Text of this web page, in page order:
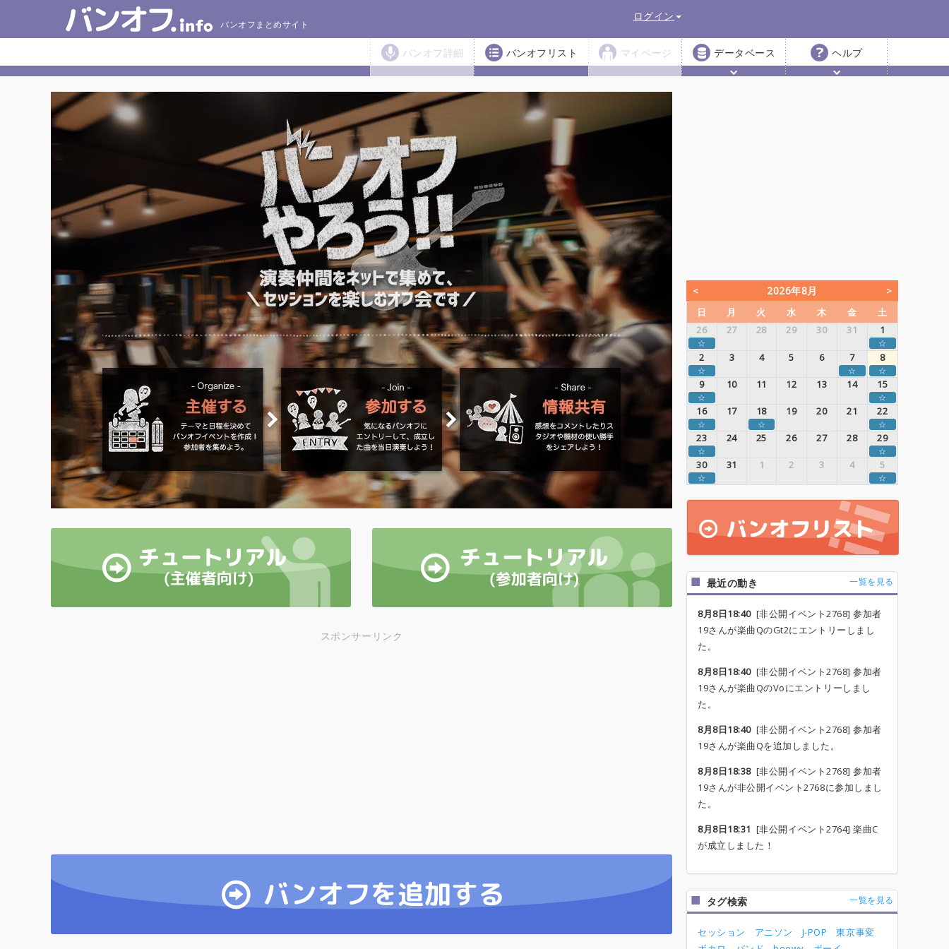
バンオフまとめサイト
ログイン
バンオフ詳細 バンオフリスト マイページ データベース ヘルプ
スポンサーリンク
2026年8月
日 月 火 水 木 金
土
26
27 28 29 30 31 1
☆ ☆
2 3 4 5 6 7 8
☆ ☆ ☆
9 10 11 12 13 14 15
☆ ☆
16 17 18 19 20 21 22
☆ ☆ ☆
23 24 25 26 27 28 29
☆ ☆
30 31 1 2 3 4 5
☆ ☆
最近の動き 一覧を見る
8月8日18:40[非公開イベント2768] 参加者
19さんが楽曲QのGt2にエントリーしまし
た。
8月8日18:40[非公開イベント2768] 参加者
19さんが楽曲QのVoにエントリーしまし
た。
8月8日18:40[非公開イベント2768] 参加者
19さんが楽曲Qを追加しました。
8月8日18:38[非公開イベント2768] 参加者
19さんが非公開イベント2768に参加しまし
た。
8月8日18:31 [非公開イベント2764] 楽曲C
が成立しました！
タグ検索 一覧を見る
セッション アニソン J-POP
東京事変